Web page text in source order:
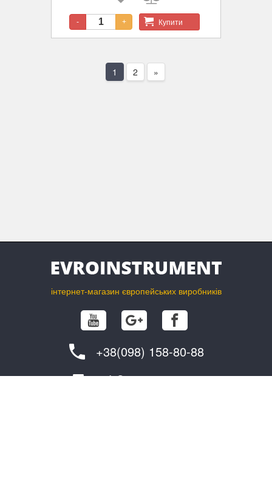
- + Купити
1 2 »
інтернет-магазин європейських виробників
+38(098) 158-80-88
info@evroinstrument.com